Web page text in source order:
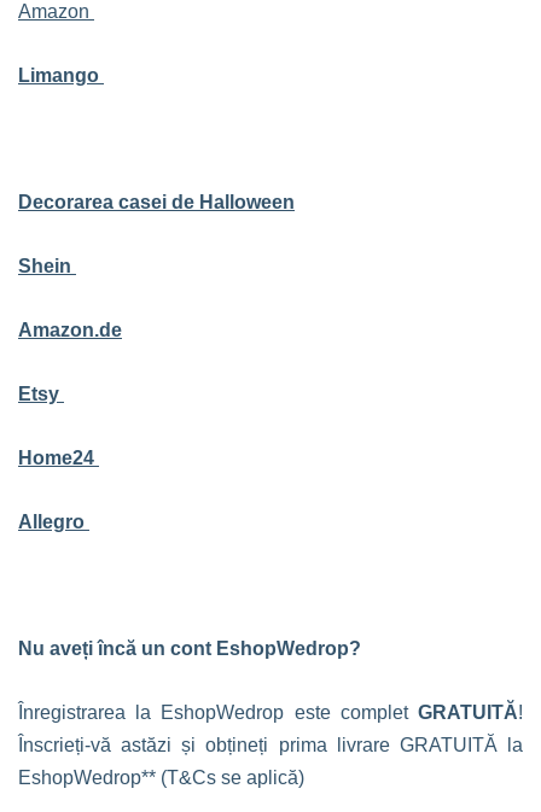
Amazon
Limango
Decorarea casei de Halloween
Shein
Amazon.de
Etsy
Home24
Allegro
Nu aveți încă un cont EshopWedrop?
Înregistrarea la EshopWedrop este complet GRATUITĂ!
Înscrieți-vă astăzi și obțineți prima livrare GRATUITĂ la
EshopWedrop** (T&Cs se aplică)